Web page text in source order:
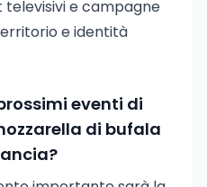
e campagne
e identità
eventi di
di bufala